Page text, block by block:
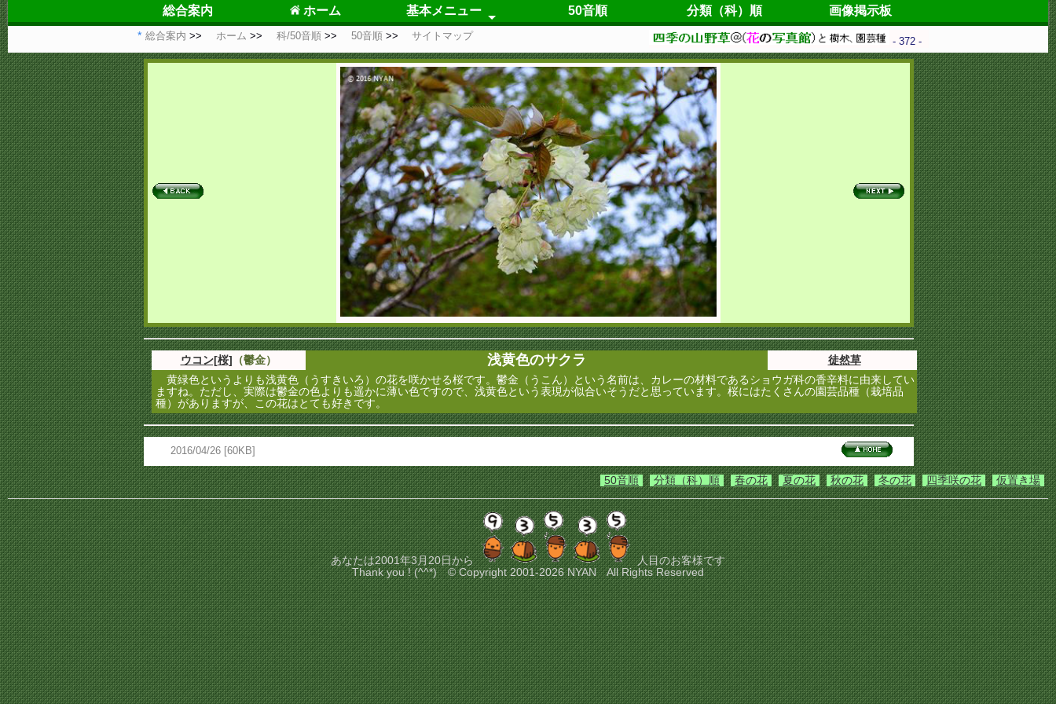
総合案内 ホーム 基本メニュー
春の花
夏の花
秋の花
冬の花
四季咲の花
仮置き場
自己紹介
更新履歴
50音順 分類（科）順 画像掲示板
総合案内 ホーム 科/50音順 50音順 サイトマップ
- 372 -
ウコン[桜] （鬱金） 浅黄色のサクラ
徒然草
黄緑色というよりも浅黄色（うすきいろ）の花を咲かせる桜です。鬱金（うこん）という名前は、カレーの材料であるショウガ科の香辛料に由来してい
ますね。ただし、実際は鬱金の色よりも遥かに薄い色ですので、浅黄色という表現が似合いそうだと思っています。桜にはたくさんの園芸品種（栽培品
種）がありますが、この花はとても好きです。
2016/04/26 [60KB]
仮置き場
四季咲の花
冬の花
秋の花
夏の花
春の花
分類（科）順
50音順
あなたは2001年3月20日から
人目のお客様です
Thank you ! (^^*) © Copyright 2001-2026 NYAN All Rights Reserved